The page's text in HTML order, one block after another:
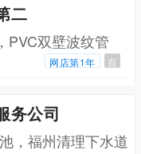
二
PVC双壁波纹管
网店第1年 百
务公司
，福州清理下水道